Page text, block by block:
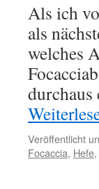
Als ich
als
welches
Veröffentlicht
Focaccia, Hefe,